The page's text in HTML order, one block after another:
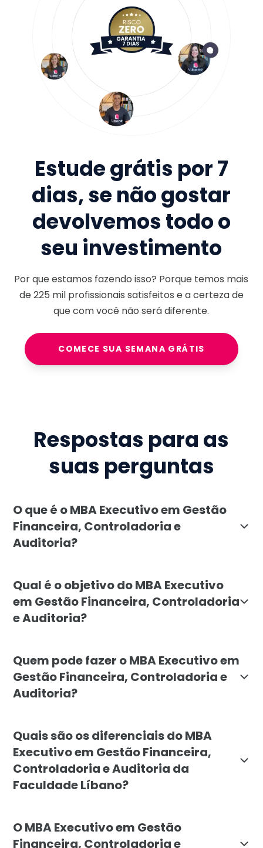
Estude grátis por 7
dias, se não gostar
devolvemos todo o
seu investimento
Por que estamos fazendo isso? Porque temos mais
de225 milprofissionais satisfeitos e a certeza de
que com você não será diferente.
COMECE SUA SEMANA GRÁTIS
Respostas para as
suas perguntas
O que é o MBA Executivo em Gestão
Financeira, Controladoria e
Auditoria?
Qual é o objetivo do MBA Executivo
em Gestão Financeira, Controladoria
e Auditoria?
Quem pode fazer o MBA Executivo em
Gestão Financeira, Controladoria e
Auditoria?
Quais são os diferenciais do MBA
Executivo em Gestão Financeira,
Controladoria e Auditoria da
Faculdade Líbano?
O MBA Executivo em Gestão
Financeira, Controladoria e